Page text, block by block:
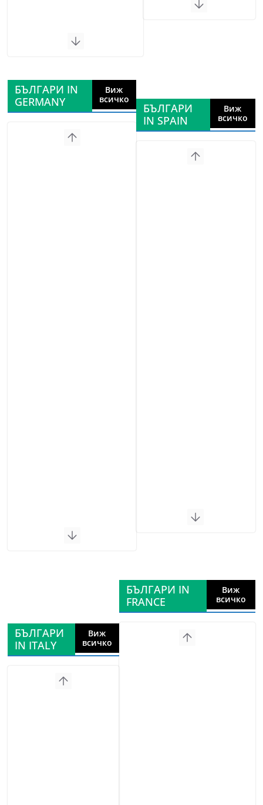
БЪЛГАРИ IN
GERMANY
Виж
всичко
БЪЛГАРИ
IN SPAIN
Виж
всичко
БЪЛГАРИ
IN ITALY
Виж
всичко
БЪЛГАРИ IN
FRANCE
Виж
всичко